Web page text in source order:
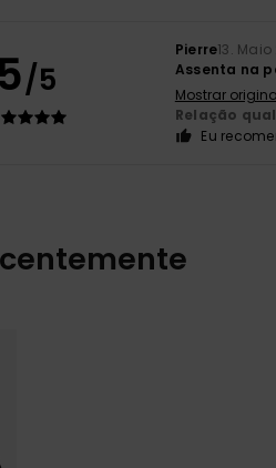
/5
Pierre13.
Assenta na
Mostrar
Relação
Eu